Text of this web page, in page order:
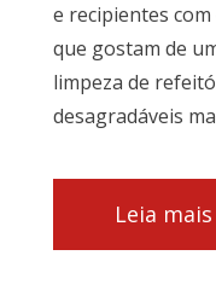
e recipientes
que gostam de
limpeza de
desagradáveis
Leia mais